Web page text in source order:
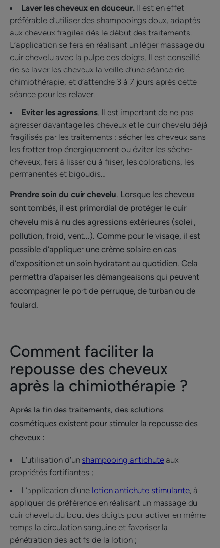
Laver les cheveux en douceur. Il est en effet
préférable d’utiliser des shampooings doux, adaptés
aux cheveux fragiles dès le début des traitements.
L’application se fera en réalisant un léger massage du
cuir chevelu avec la pulpe des doigts. Il est conseillé
de se laver les cheveux la veille d’une séance de
chimiothérapie, et d’attendre 3 à 7 jours après cette
séance pour les relaver.
Eviter les agressions. Il est important de ne pas
agresser davantage les cheveux et le cuir chevelu déjà
fragilisés par les traitements : sécher les cheveux sans
les frotter trop énergiquement ou éviter les sèche-
cheveux, fers à lisser ou à friser, les colorations, les
permanentes et bigoudis…
Prendre soin du cuir chevelu. Lorsque les cheveux
sont tombés, il est primordial de protéger le cuir
chevelu mis à nu des agressions extérieures (soleil,
pollution, froid, vent...). Comme pour le visage, il est
possible d’appliquer une crème solaire en cas
d’exposition et un soin hydratant au quotidien. Cela
permettra d’apaiser les démangeaisons qui peuvent
accompagner le port de perruque, de turban ou de
foulard.
Comment faciliter la
repousse des cheveux
après la chimiothérapie ?
Après la fin des traitements, des solutions
cosmétiques existent pour stimuler la repousse des
cheveux :
L’utilisation d’un shampooing antichute aux
propriétés fortifiantes ;
L’application d’une lotion antichute stimulante, à
appliquer de préférence en réalisant un massage du
cuir chevelu du bout des doigts pour activer en même
temps la circulation sanguine et favoriser la
pénétration des actifs de la lotion ;